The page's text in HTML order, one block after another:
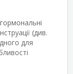
(див.
для